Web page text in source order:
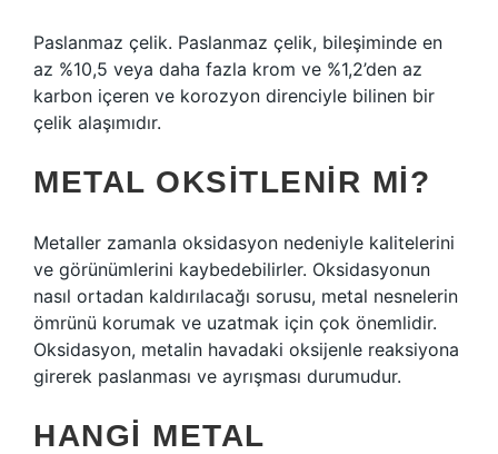
Paslanmaz çelik. Paslanmaz çelik, bileşiminde en
az %10,5 veya daha fazla krom ve %1,2’den az
karbon içeren ve korozyon direnciyle bilinen bir
çelik alaşımıdır.
METAL OKSITLENIR MI?
Metaller zamanla oksidasyon nedeniyle kalitelerini
ve görünümlerini kaybedebilirler. Oksidasyonun
nasıl ortadan kaldırılacağı sorusu, metal nesnelerin
ömrünü korumak ve uzatmak için çok önemlidir.
Oksidasyon, metalin havadaki oksijenle reaksiyona
girerek paslanması ve ayrışması durumudur.
HANGI METAL